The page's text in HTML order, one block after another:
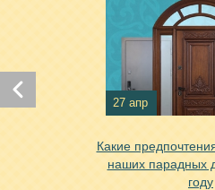
Хочу такую
27 апр
Какие
наших парадных
году